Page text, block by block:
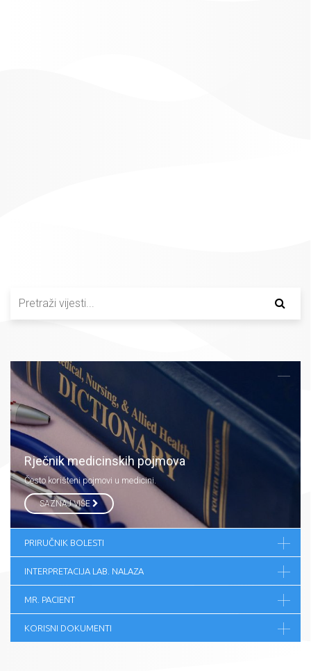
Rječnik medicinskih pojmova
Često korišteni pojmovi u medicini.
SAZNAJ VIŠE
PRIRUČNIK BOLESTI
INTERPRETACIJA LAB. NALAZA
MR. PACIENT
KORISNI DOKUMENTI